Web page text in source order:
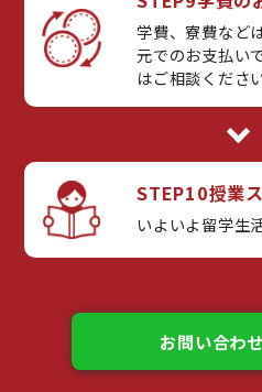
学費、寮費など
元でのお支払い
はご相談ください
STEP10授業
いよいよ留学生
お問い合わ